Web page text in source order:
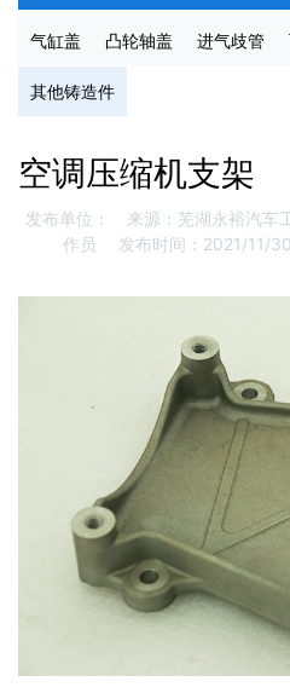
气缸盖 凸轮轴盖 进气歧管
其他铸造件
空调压缩机支架
发布单位： 来源：芜湖永裕汽车
作员
发布时间：2021/11/